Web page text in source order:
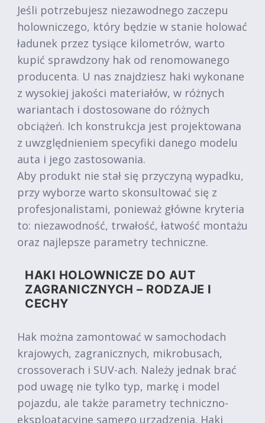
Jeśli potrzebujesz niezawodnego zaczepu
holowniczego, który będzie w stanie holować
ładunek przez tysiące kilometrów, warto
kupić sprawdzony hak od renomowanego
producenta. U nas znajdziesz haki wykonane
z wysokiej jakości materiałów, w różnych
wariantach i dostosowane do różnych
obciążeń. Ich konstrukcja jest projektowana
z uwzględnieniem specyfiki danego modelu
auta i jego zastosowania.
Aby produkt nie stał się przyczyną wypadku,
przy wyborze warto skonsultować się z
profesjonalistami, ponieważ główne kryteria
to: niezawodność, trwałość, łatwość montażu
oraz najlepsze parametry techniczne.
HAKI HOLOWNICZE DO AUT
ZAGRANICZNYCH – RODZAJE I
CECHY
Hak można zamontować w samochodach
krajowych, zagranicznych, mikrobusach,
crossoverach i SUV-ach. Należy jednak brać
pod uwagę nie tylko typ, markę i model
pojazdu, ale także parametry techniczno-
eksploatacyjne samego urządzenia. Haki